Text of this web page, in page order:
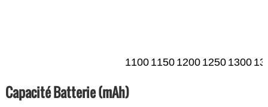
1100 1150 1200 1250 1300
Capacité Batterie (mAh)